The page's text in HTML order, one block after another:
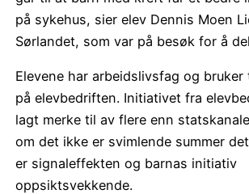
på sykehus, sier elev Dennis Moen
Sørlandet, som var på besøk for å
Elevene har arbeidslivsfag og bruker
på elevbedriften. Initiativet fra
lagt merke til av flere enn
om det ikke er svimlende summer
er signaleffekten og barnas initiativ
oppsiktsvekkende.